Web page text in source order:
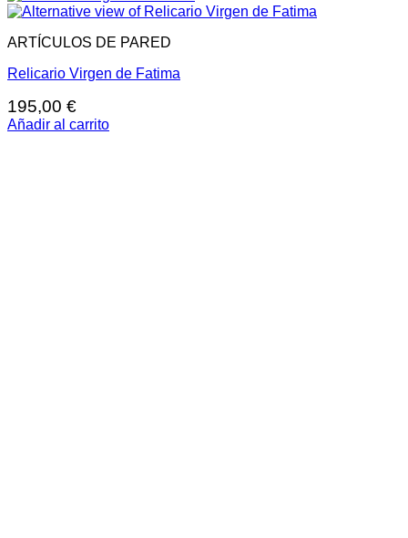
ARTÍCULOS DE PARED
Relicario Virgen de Fatima
195,00 €
Añadir al carrito